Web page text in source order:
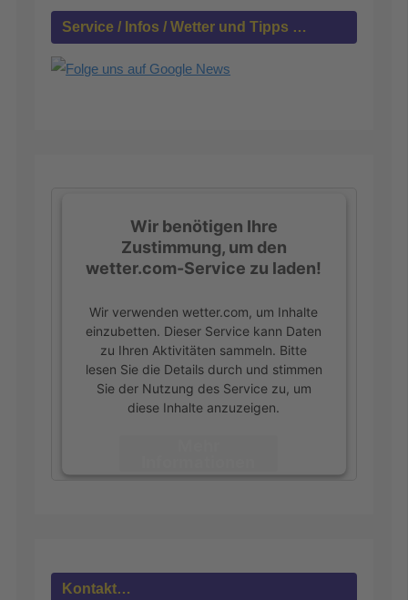
:
Service / Infos / Wetter und Tipps …
Wir benötigen Ihre
Zustimmung, um den
wetter.com-Service zu laden!
Wir verwenden wetter.com, um Inhalte
einzubetten. Dieser Service kann Daten
zu Ihren Aktivitäten sammeln. Bitte
lesen Sie die Details durch und stimmen
Sie der Nutzung des Service zu, um
diese Inhalte anzuzeigen.
Kontakt…